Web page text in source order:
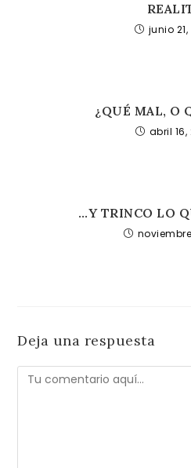
junio 21,
¿QUÉ MAL, O
abril 16,
…Y TRINCO LO
noviembre
Deja una respuesta
Comentario